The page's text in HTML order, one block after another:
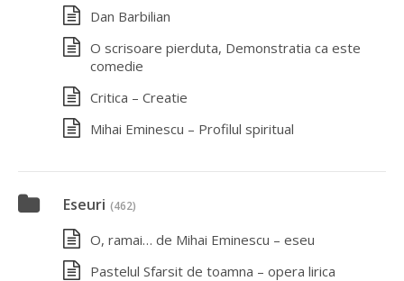
Dan Barbilian
O scrisoare pierduta, Demonstratia ca este
comedie
Critica – Creatie
Mihai Eminescu – Profilul spiritual
Eseuri (462)
O, ramai… de Mihai Eminescu – eseu
Pastelul Sfarsit de toamna – opera lirica